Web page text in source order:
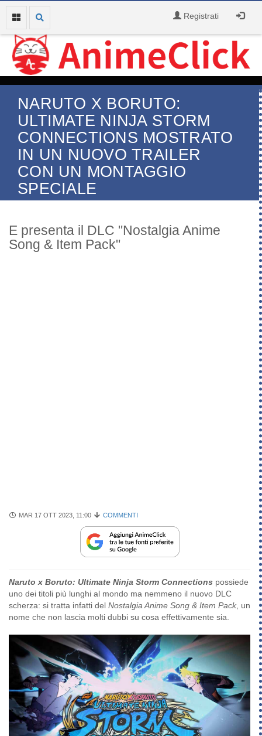
Registrati
NARUTO X BORUTO:
ULTIMATE NINJA STORM
CONNECTIONS MOSTRATO
IN UN NUOVO TRAILER
CON UN MONTAGGIO
SPECIALE
E presenta il DLC "Nostalgia Anime
Song & Item Pack"
MAR 17 OTT 2023, 11:00 COMMENTI
Naruto x Boruto: Ultimate Ninja Storm Connections possiede
uno dei titoli più lunghi al mondo ma nemmeno il nuovo DLC
scherza: si tratta infatti del Nostalgia Anime Song & Item Pack, un
nome che non lascia molti dubbi su cosa effettivamente sia.